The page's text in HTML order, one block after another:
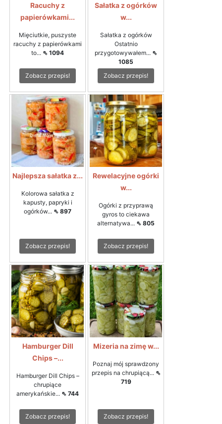
Racuchy z
papierówkami...
Mięciutkie, puszyste
racuchy z papierówkami
to... ⇖ 1094
Zobacz przepis!
Sałatka z ogórków
w...
Sałatka z ogórków
Ostatnio
przygotowywałem... ⇖
1085
Zobacz przepis!
Najlepsza sałatka z...
Kolorowa sałatka z
kapusty, papryki i
ogórków... ⇖ 897
Zobacz przepis!
Rewelacyjne ogórki
w...
Ogórki z przyprawą
gyros to ciekawa
alternatywa... ⇖ 805
Zobacz przepis!
Hamburger Dill
Chips –...
Hamburger Dill Chips –
chrupiące
amerykańskie... ⇖ 744
Zobacz przepis!
Mizeria na zimę w...
Poznaj mój sprawdzony
przepis na chrupiącą... ⇖
719
Zobacz przepis!